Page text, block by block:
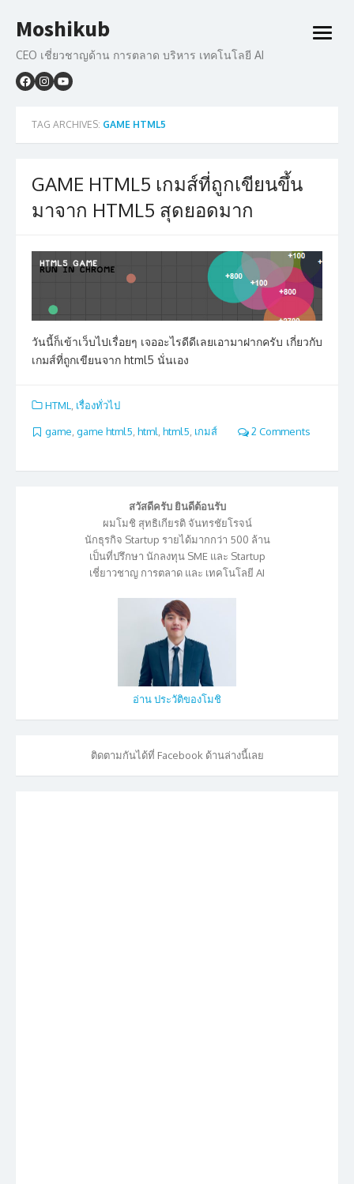
to
Moshikub
CEO เชี่ยวชาญด้าน การตลาด บริหาร เทคโนโลยี AI
open
TAG ARCHIVES: GAME HTML5
GAME HTML5 เกมส์ที่ถูกเขียนขึ้น
มาจาก HTML5 สุดยอดมาก
วันนี้ก็เข้าเว็บไปเรื่อยๆ เจออะไรดีดีเลยเอามาฝากครับ เกี่ยวกับ
เกมส์ที่ถูกเขียนจาก html5 นั่นเอง
HTML เรื่องทั่วไป
game, game html5, html, html5, เกมส์ 2 Comments
สวัสดีครับ ยินดีต้อนรับ
ผมโมชิ สุทธิเกียรติ จันทรชัยโรจน์
นักธุรกิจ Startup รายได้มากกว่า 500 ล้าน
เป็นที่ปรึกษา นักลงทุน SME และ Startup
เชี่ยาวชาญ การตลาด และ เทคโนโลยี AI
อ่าน ประวัติของโมชิ
ติดตามกันได้ที่ Facebook ด้านล่างนี้เลย